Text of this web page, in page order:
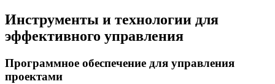
Инструменты и технологии для
эффективного управления
Программное обеспечение для управления
проектами